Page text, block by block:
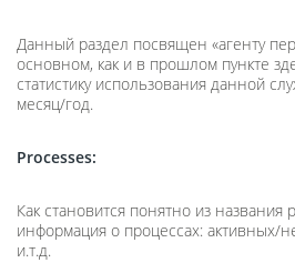
Данный раздел посвящен «агенту
основном, как и в прошлом пункте
статистику использования данной
месяц/год.
Processes:
Как становится понятно из названия
информация о процессах: активных/
и.т.д.